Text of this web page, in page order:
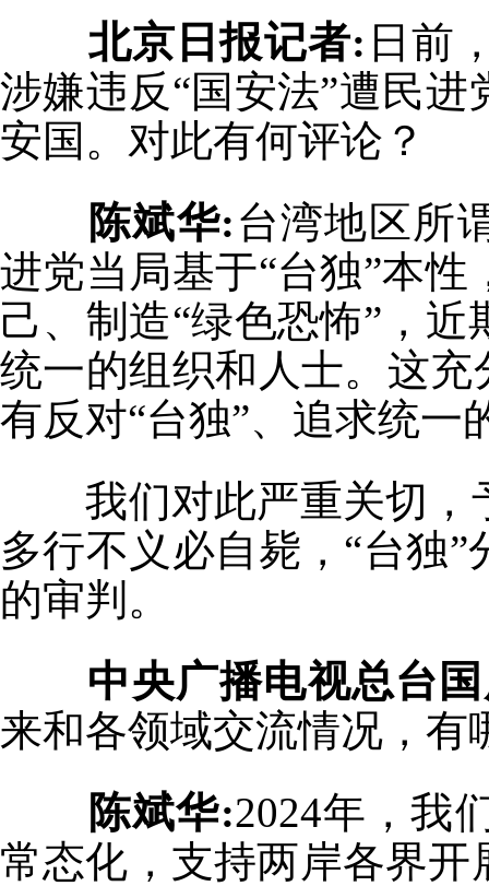
北京日报记者: 日前
涉嫌违反“国安法”遭民
安国。对此有何评论？
陈斌华:台湾地区所
进党当局基于“台独”本
己、制造“绿色恐怖”，
统一的组织和人士。这
有反对“台独”、追求统一
我们对此严重关切，
多行不义必自毙，“台独
的审判。
中央广播电视总台
来和各领域交流情况，有
陈斌华:2024年，我
常态化，支持两岸各界